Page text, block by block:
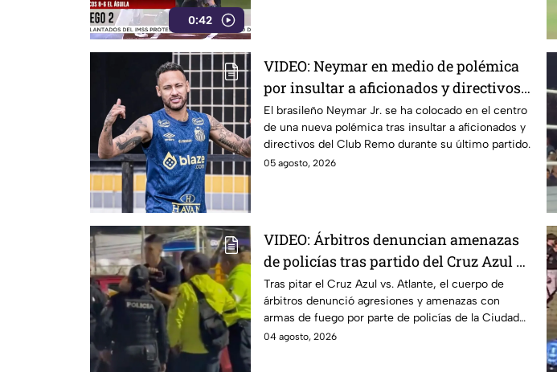
0:42
VIDEO: Neymar en medio de polémica
por insultar a aficionados y directivos
de Remo
El brasileño Neymar Jr. se ha colocado en el centro
de una nueva polémica tras insultar a aficionados y
directivos del Club Remo durante su último partido.
05 agosto, 2026
VIDEO: Árbitros denuncian amenazas
de policías tras partido del Cruz Azul vs
Atlante
Tras pitar el Cruz Azul vs. Atlante, el cuerpo de
árbitros denunció agresiones y amenazas con
armas de fuego por parte de policías de la Ciudad
de México.
04 agosto, 2026